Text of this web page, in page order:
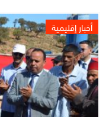
أخبار إقليمية